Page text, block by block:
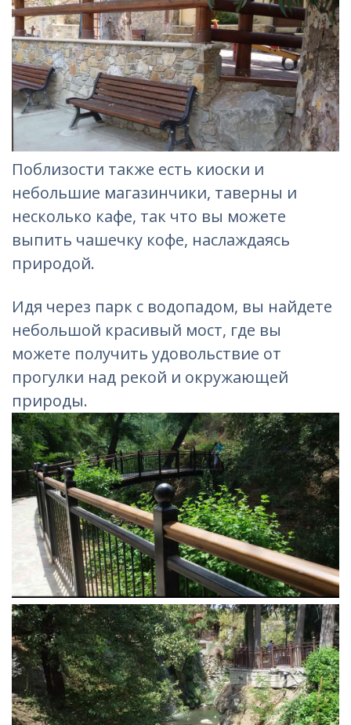
Поблизости также есть киоски и
небольшие магазинчики, таверны и
несколько кафе, так что вы можете
выпить чашечку кофе, наслаждаясь
природой.
Идя через парк с водопадом, вы найдете
небольшой красивый мост, где вы
можете получить удовольствие от
прогулки над рекой и окружающей
природы.